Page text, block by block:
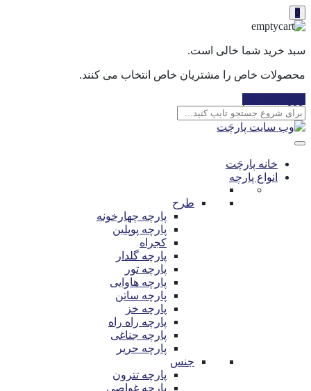
0
سبد خرید شما خالی است.
محصولات خاص را مشتریان خاص انتخاب می کنند.
خانه پارچَت
انواع پارچه
طرح
پارچه چهارخونه
پارچه پوپلین
کجراه
پارچه گلدار
پارچه تور
پارچه هاوایی
پارچه ساتن
پارچه خز
پارچه راه راه
پارچه جناغی
پارچه حریر
جنس
پارچه تترون
پارچه غواصی